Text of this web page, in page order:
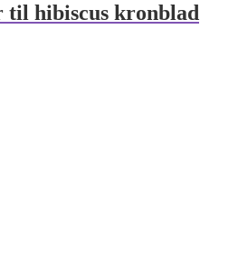
til hibiscus kronblad